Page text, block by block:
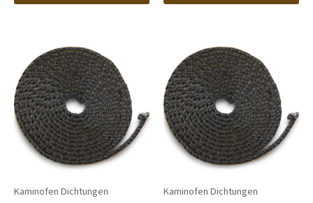
Kaminofen Dichtungen Kaminofen Dichtungen